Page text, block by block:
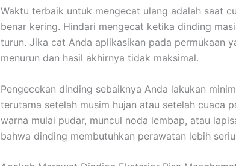
Waktu terbaik untuk mengecat ulang adalah saat
benar kering. Hindari mengecat ketika dinding
turun. Jika cat Anda aplikasikan pada permukaan
menurun dan hasil akhirnya tidak maksimal.
Pengecekan dinding sebaiknya Anda lakukan
terutama setelah musim hujan atau setelah cuaca
warna mulai pudar, muncul noda lembap, atau
bahwa dinding membutuhkan perawatan lebih